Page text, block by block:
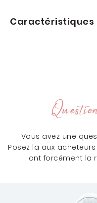
Caractéristiques
Vous avez une
Posez la aux
ont forcément la